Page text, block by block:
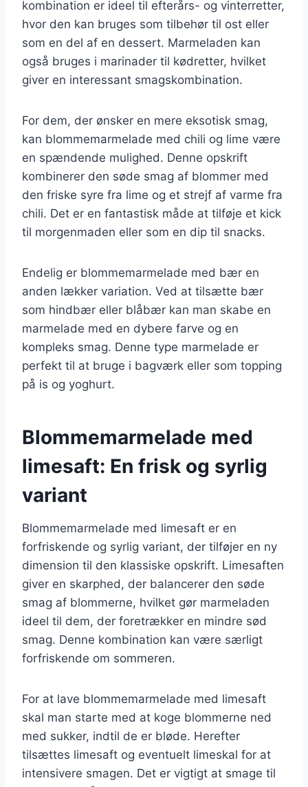
kombination er ideel til efterårs- og vinterretter,
hvor den kan bruges som tilbehør til ost eller
som en del af en dessert. Marmeladen kan
også bruges i marinader til kødretter, hvilket
giver en interessant smagskombination.
For dem, der ønsker en mere eksotisk smag,
kan blommemarmelade med chili og lime være
en spændende mulighed. Denne opskrift
kombinerer den søde smag af blommer med
den friske syre fra lime og et strejf af varme fra
chili. Det er en fantastisk måde at tilføje et kick
til morgenmaden eller som en dip til snacks.
Endelig er blommemarmelade med bær en
anden lækker variation. Ved at tilsætte bær
som hindbær eller blåbær kan man skabe en
marmelade med en dybere farve og en
kompleks smag. Denne type marmelade er
perfekt til at bruge i bagværk eller som topping
på is og yoghurt.
Blommemarmelade med
limesaft: En frisk og syrlig
variant
Blommemarmelade med limesaft er en
forfriskende og syrlig variant, der tilføjer en ny
dimension til den klassiske opskrift. Limesaften
giver en skarphed, der balancerer den søde
smag af blommerne, hvilket gør marmeladen
ideel til dem, der foretrækker en mindre sød
smag. Denne kombination kan være særligt
forfriskende om sommeren.
For at lave blommemarmelade med limesaft
skal man starte med at koge blommerne ned
med sukker, indtil de er bløde. Herefter
tilsættes limesaft og eventuelt limeskal for at
intensivere smagen. Det er vigtigt at smage til